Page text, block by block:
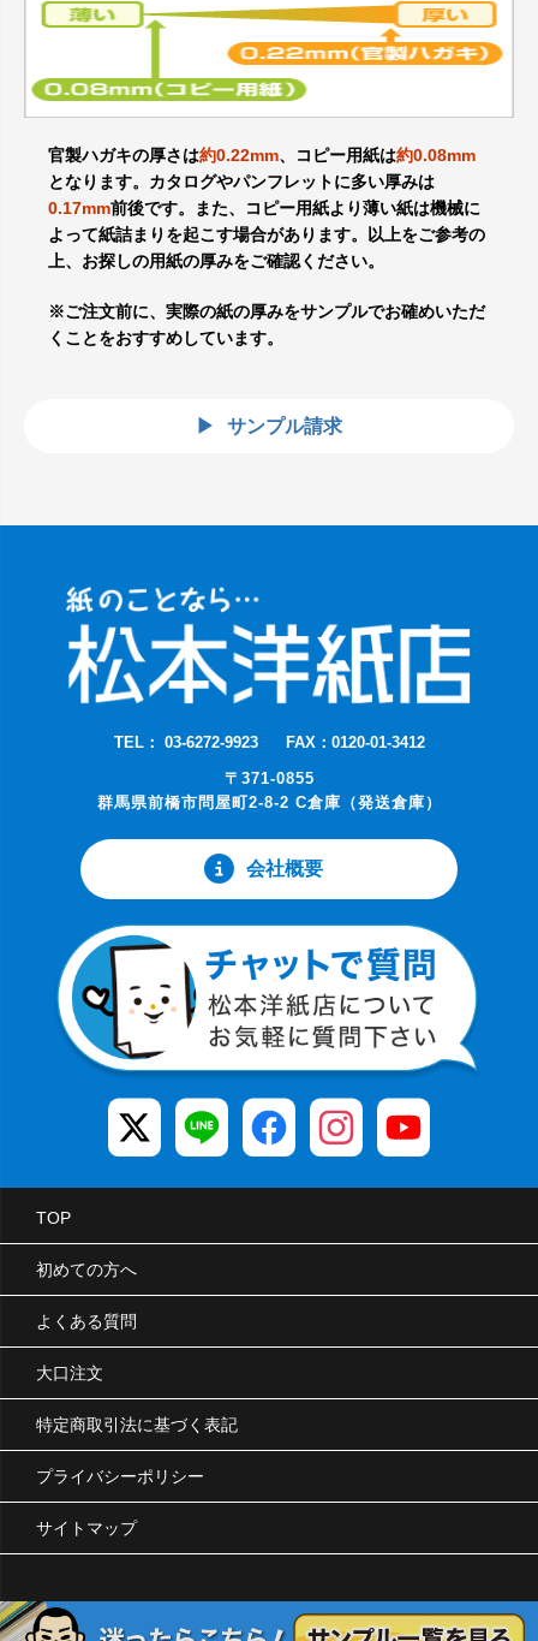
官製ハガキの厚さは約0.22mm、コピー用紙は約0.08mm
となります。カタログやパンフレットに多い厚みは
0.17mm前後です。また、コピー用紙より薄い紙は機械に
よって紙詰まりを起こす場合があります。以上をご参考の
上、お探しの用紙の厚みをご確認ください。
※ご注文前に、実際の紙の厚みをサンプルでお確めいただ
くことをおすすめしています。
サンプル請求
TEL： 03-6272-9923
FAX：0120-01-3412
〒371-0855
群馬県前橋市問屋町2-8-2 C倉庫（発送倉庫）
会社概要
TOP
初めての方へ
よくある質問
大口注文
特定商取引法に基づく表記
プライバシーポリシー
サイトマップ